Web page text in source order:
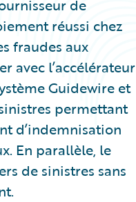
de
réussi chez
fraudes aux
avec l’accélérateur
Guidewire et
permettant
d’indemnisation
En parallèle, le
de sinistres sans